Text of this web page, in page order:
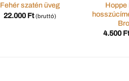
Fehér szatén üveg
22.000Ft (bruttó)
Hoppe
4.500Ft